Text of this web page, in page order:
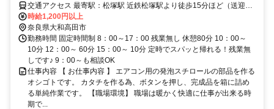
交通アクセス 最寄駅：松塚駅 近鉄松塚駅より徒歩15分ほど（送迎バ
ス有） 近鉄大和高田駅から車で8分 近鉄八木駅から車で10分 大和郡
山市から車で30分程 橿原市、大和高田市、北葛城郡王寺町、北葛城
郡河合町、北葛城郡上牧町、生駒郡安堵町、桜井市、香芝市からもア
クセス◎ 車・バイク・自転車通勤ＯＫ！無料送迎バスもあります
（無料駐車場あり）
時給1,200円以上
奈良県大和高田市
勤務時間 固定時間制 8：00～17：00 残業無し 休憩80分 10：00～
10分 12：00～ 60分 15：00～ 10分 定時でスパッと帰れる！残業無
しです♪ 9：00～も相談OK
仕事内容 【 お仕事内容 】 エアコン用の発泡スチロールの部品を作る
オシゴトです。 カタチを作る為、ボタンを押し、完成品を箱に詰め
る単純作業です。 【職場環境】 職場は暖かく快適に仕事が出来る時
期で...